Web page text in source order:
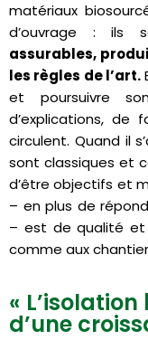
matériaux
d’ouvrage : ils
assurables,
les règles de l’art.
et poursuivre
d’explications, de
circulent. Quand il
sont classiques et
d’être objectifs et
– en plus de
– est de qualité et
comme aux
«
d’une